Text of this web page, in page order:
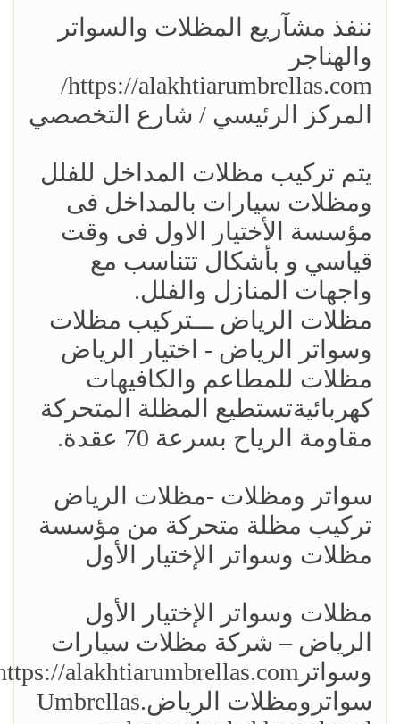
ننفذ مشآريع المظلات والسواتر
والهناجر
https://alakhtiarumbrellas.com/
المركز الرئيسي / شارع التخصصي
يتم تركيب مظلات المداخل للفلل
ومظلات سيارات بالمداخل فى
مؤسسة الأختيار الاول فى وقت
قياسي و بأشكال تتناسب مع
واجهات المنازل والفلل.
مظلات الرياض ـــتركيب مظلات
وسواتر الرياض - اختيار الرياض
مظلات للمطاعم والكافيهات
كهربائيةتستطيع المظلة المتحركة
مقاومة الرياح بسرعة 70 عقدة.
سواتر ومظلات -مظلات الرياض
تركيب مظلة متحركة من مؤسسة
مظلات وسواتر الإختيار الأول
مظلات وسواتر الإختيار الأول
الرياض – شركة مظلات سيارات
سواترومظلات الرياض.Umbrellas